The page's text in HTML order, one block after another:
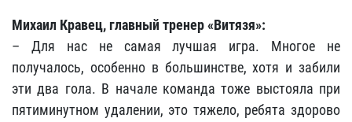
Михаил Кравец, главный тренер «Витязя»:
– Для нас не самая лучшая игра. Многое не
получалось, особенно в большинстве, хотя и забили
эти два гола. В начале команда тоже выстояла при
пятиминутном удалении, это тяжело, ребята здорово